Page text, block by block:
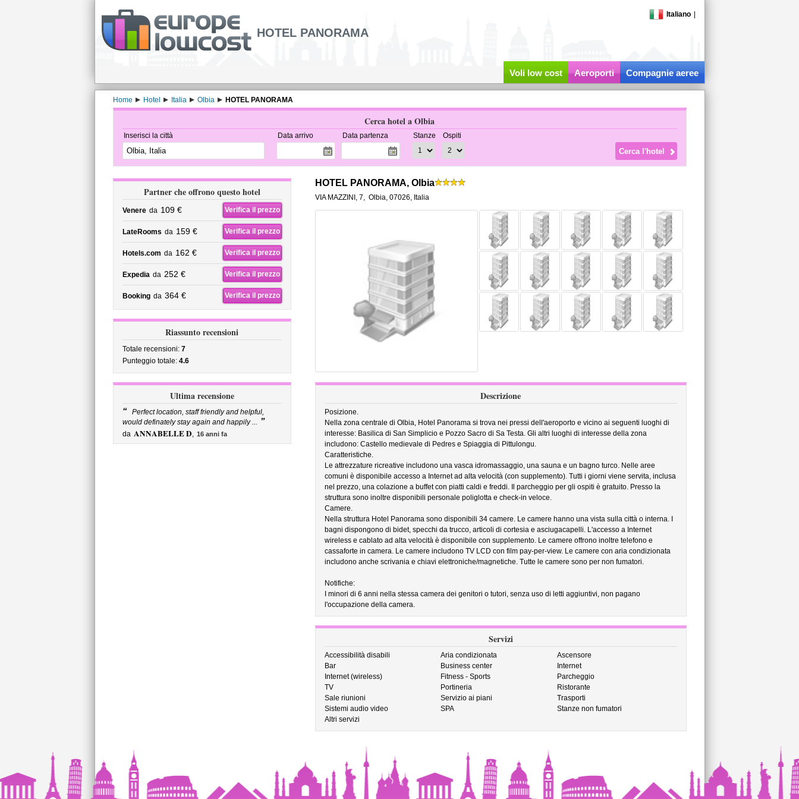
Italiano
HOTEL PANORAMA
Voli low cost Aeroporti Compagnie aeree
Home Hotel Italia Olbia HOTEL PANORAMA
Cerca hotel a Olbia
Inserisci la città Data arrivo Data partenza Stanze Ospiti
Partner che offrono questo hotel
Venere da 109 € Verifica il prezzo
LateRooms da 159 € Verifica il prezzo
Hotels.com da 162 € Verifica il prezzo
Expedia da 252 € Verifica il prezzo
Booking da 364 € Verifica il prezzo
Riassunto recensioni
Totale recensioni: 7
Punteggio totale: 4.6
Ultima recensione
“
Perfect location, staff friendly and helpful,
would definately stay again and happily ... ”
da ANNABELLE D, 16 anni fa
HOTEL PANORAMA, Olbia
VIA MAZZINI, 7, Olbia, 07026, Italia
Descrizione
Posizione.
Nella zona centrale di Olbia, Hotel Panorama si trova nei pressi dell'aeroporto e vicino ai seguenti luoghi di
interesse: Basilica di San Simplicio e Pozzo Sacro di Sa Testa. Gli altri luoghi di interesse della zona
includono: Castello medievale di Pedres e Spiaggia di Pittulongu.
Caratteristiche.
Le attrezzature ricreative includono una vasca idromassaggio, una sauna e un bagno turco. Nelle aree
comuni è disponibile accesso a Internet ad alta velocità (con supplemento). Tutti i giorni viene servita, inclusa
nel prezzo, una colazione a buffet con piatti caldi e freddi. Il parcheggio per gli ospiti è gratuito. Presso la
struttura sono inoltre disponibili personale poliglotta e check-in veloce.
Camere.
Nella struttura Hotel Panorama sono disponibili 34 camere. Le camere hanno una vista sulla città o interna. I
bagni dispongono di bidet, specchi da trucco, articoli di cortesia e asciugacapelli. L'accesso a Internet
wireless e cablato ad alta velocità è disponibile con supplemento. Le camere offrono inoltre telefono e
cassaforte in camera. Le camere includono TV LCD con film pay-per-view. Le camere con aria condizionata
includono anche scrivania e chiavi elettroniche/magnetiche. Tutte le camere sono per non fumatori.
Notifiche:
I minori di 6 anni nella stessa camera dei genitori o tutori, senza uso di letti aggiuntivi, non pagano
l'occupazione della camera.
Servizi
Accessibilità disabili Aria condizionata
Ascensore
Bar
Business center
Internet
Internet (wireless)
Fitness - Sports
Parcheggio
TV
Portineria
Ristorante
Sale riunioni
Servizio ai piani
Trasporti
Sistemi audio video
SPA
Stanze non fumatori
Altri servizi